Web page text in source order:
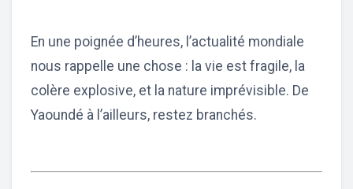
En une poignée d’heures, l’actualité mondiale
nous rappelle une chose : la vie est fragile, la
colère explosive, et la nature imprévisible. De
Yaoundé à l’ailleurs, restez branchés.